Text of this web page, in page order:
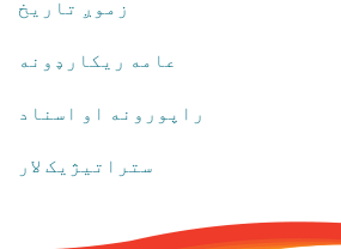
زموږ تاریخ
​عامه ریکارډونه
​راپورونه او اسناد
​ستراتیژیک لار